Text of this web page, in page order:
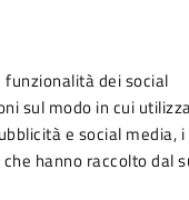
dei social
sul modo in cui
e social media, i
hanno raccolto dal